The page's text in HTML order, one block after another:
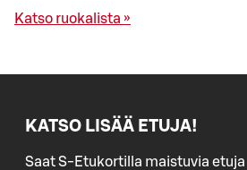
Katso ruokalista »
KATSO LISÄÄ ETUJA!
Saat S-Etukortilla maistuvia etuja